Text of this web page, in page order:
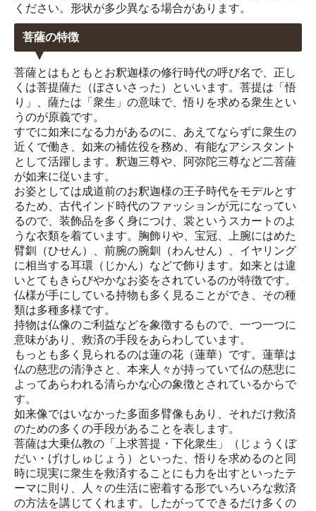
ください。形状が多少異なる場合があります。
菩薩の特徴
菩薩とはもともとお釈迦様の修行時代の呼び名で、正し
くは菩提薩た（ぼさいさった）といいます。菩提は「悟
り」、薩たは「衆生」の意味で、悟りを求める衆生とい
うのが原義です。
すでに如来になる力があるのに、あえてならずに衆生の
近くで働き、如来の補佐役を務め、有能なアシスタント
として活躍します。釈迦三尊や、阿弥陀三尊など二菩薩
が如来に従います。
お姿としては成道前のお釈迦様の王子時代をモデルとす
るため、古代インド時代のファッションが元になってい
るので、装飾品を多く身につけ、裳というスカートのよ
うな衣類を着ています。胸飾りや、宝冠、上腕にはめた
臂釧（ひせん）、前腕の腕釧（わんせん）、イヤリング
に相当する耳環（じかん）などで飾ります。如来とは違
いとてもきらびやかなお姿をされているのが特徴です。
仏様が手にしている持物も多く見ることができ、その種
類は多種多様です。
持物は仏像のご利益などを象徴するもので、一つ一つに
意味があり、救済の手段をあらわしています。
もっとも多く見られるのは蓮の花（蓮華）です。蓮華は
仏の慈悲の清浄さと、本来人々が持っていて仏の慈悲に
よってあらわれる清らかな心の象徴とされているからで
す。
如来像ではいなかった多面多臂像もあり、それだけ救済
のための多くの手段があることを表します。
菩薩は大乗仏教の「上求菩提・下化衆生」（じょうくぼ
だい・げけしゅじょう）といった、悟りを求めるのと同
時に現実に衆生を救済することにも力を出すといったテ
ーマに則り、人々の生活に密着する形でいろいろな救済
の方法を講じてくれます。したがってできるだけ多くの